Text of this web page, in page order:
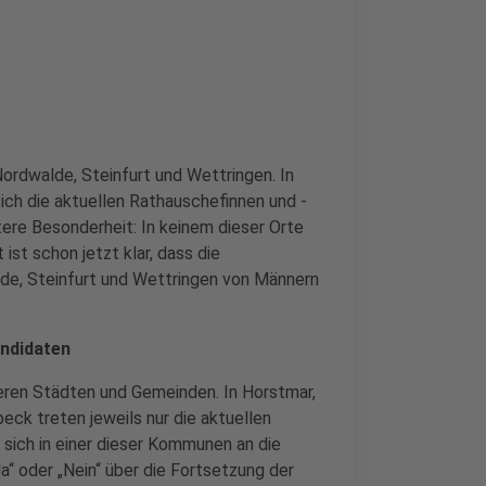
Steinfurt und Wettringen. In
die aktuellen Rathauschefinnen und -
Besonderheit: In keinem dieser Orte
ist schon jetzt klar, dass die
Steinfurt und Wettringen von Männern
Städten und Gemeinden. In Horstmar,
treten jeweils nur die aktuellen
in einer dieser Kommunen an die
oder „Nein“ über die Fortsetzung der